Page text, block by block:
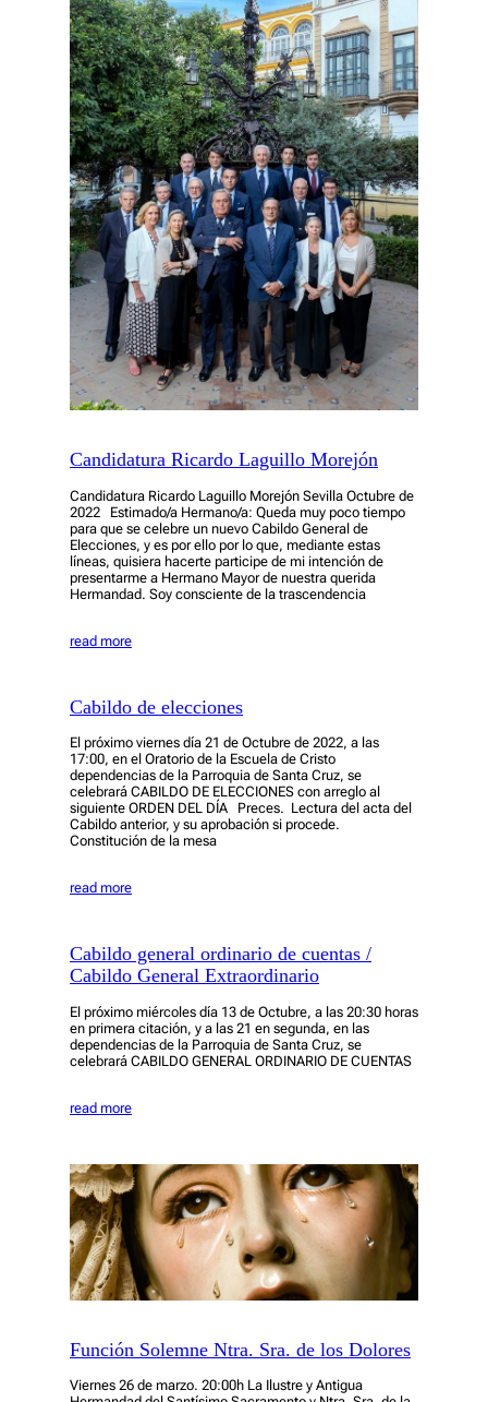
Candidatura Ricardo Laguillo Morejón
Candidatura Ricardo Laguillo Morejón Sevilla Octubre de
2022 Estimado/a Hermano/a: Queda muy poco tiempo
para que se celebre un nuevo Cabildo General de
Elecciones, y es por ello por lo que, mediante estas
líneas, quisiera hacerte participe de mi intención de
presentarme a Hermano Mayor de nuestra querida
Hermandad. Soy consciente de la trascendencia
read more
Cabildo de elecciones
El próximo viernes día 21 de Octubre de 2022, a las
17:00, en el Oratorio de la Escuela de Cristo
dependencias de la Parroquia de Santa Cruz, se
celebrará CABILDO DE ELECCIONES con arreglo al
siguiente ORDEN DEL DÍA Preces. Lectura del acta del
Cabildo anterior, y su aprobación si procede.
Constitución de la mesa
read more
Cabildo general ordinario de cuentas /
Cabildo General Extraordinario
El próximo miércoles día 13 de Octubre, a las 20:30 horas
en primera citación, y a las 21 en segunda, en las
dependencias de la Parroquia de Santa Cruz, se
celebrará CABILDO GENERAL ORDINARIO DE CUENTAS
read more
Función Solemne Ntra. Sra. de los Dolores
Viernes 26 de marzo. 20:00h La Ilustre y Antigua